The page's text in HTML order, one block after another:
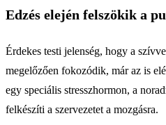
Edzés elején felszökik a
Érdekes testi jelenség, hogy a
megelőzően fokozódik, már az is
egy speciális stresszhormon, a
felkészíti a szervezetet a mozgásra.